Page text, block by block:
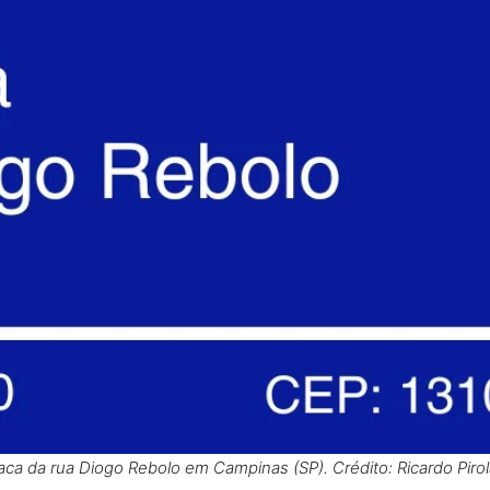
da rua Diogo Rebolo em Campinas (SP). Crédito: Ricardo